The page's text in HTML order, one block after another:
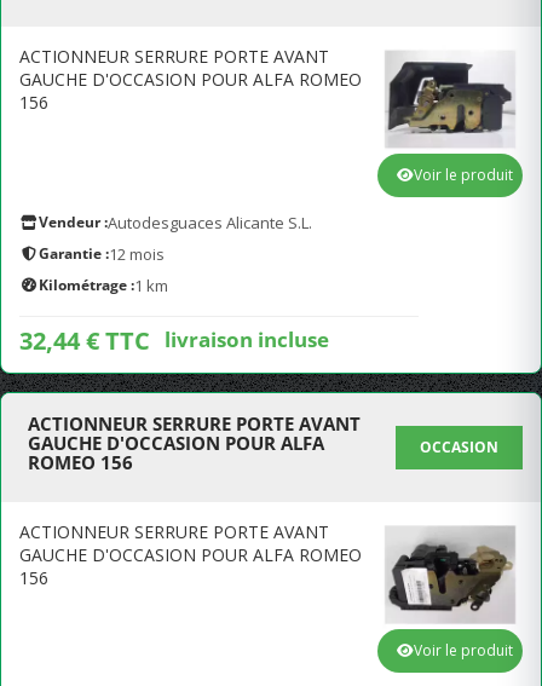
ACTIONNEUR SERRURE PORTE AVANT
GAUCHE D'OCCASION POUR ALFA ROMEO
156
Vendeur :Autodesguaces Alicante S.L.
Garantie :12 mois
Kilométrage :1 km
32,44 € TTC livraison incluse
Voir le produit
ACTIONNEUR SERRURE PORTE AVANT
GAUCHE D'OCCASION POUR ALFA
ROMEO 156
OCCASION
ACTIONNEUR SERRURE PORTE AVANT
GAUCHE D'OCCASION POUR ALFA ROMEO
156
Voir le produit